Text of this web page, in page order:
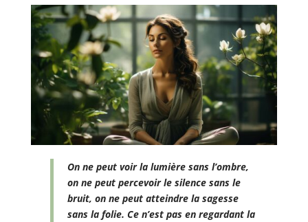
On ne peut voir la lumière sans l’ombre,
on ne peut percevoir le silence sans le
bruit, on ne peut atteindre la sagesse
sans la folie. Ce n’est pas en regardant la